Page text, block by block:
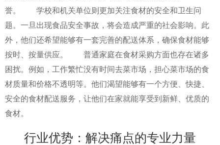
誉。 学校和机关单位则更加关注食材的安全和卫生问
题。一旦出现食品安全事故，将会造成严重的社会影响。此
外，他们还希望能够有一套完善的配送体系，确保食材能够
按时、按量供应。 普通家庭在食材采购方面也存在诸多
困扰。例如，工作繁忙没有时间去菜市场，担心菜市场的食
材质量和价格不透明等。他们渴望能够有一个方便、快捷、
安全的食材配送服务，让他们在家就能享受到新鲜、优质的
食材。
行业优势：解决痛点的专业力量